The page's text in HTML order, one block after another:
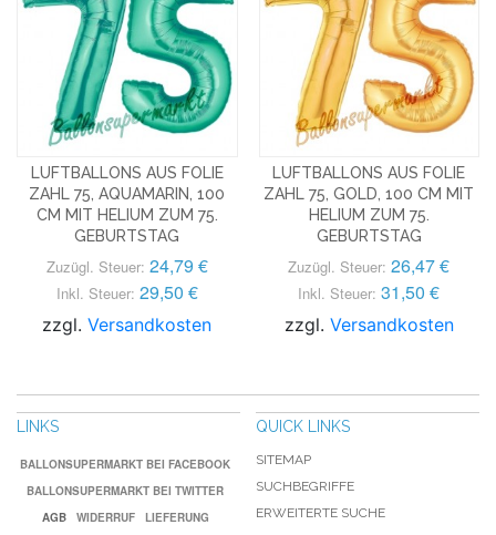
LUFTBALLONS AUS FOLIE
ZAHL 75, AQUAMARIN, 100
CM MIT HELIUM ZUM 75.
GEBURTSTAG
Zuzügl. Steuer: 24,79 €
Inkl. Steuer: 29,50 €
zzgl.Versandkosten
LUFTBALLONS AUS FOLIE
ZAHL 75, GOLD, 100 CM MIT
HELIUM ZUM 75.
GEBURTSTAG
Zuzügl. Steuer: 26,47 €
Inkl. Steuer: 31,50 €
zzgl. Versandkosten
LINKS
BALLONSUPERMARKT BEI FACEBOOK
BALLONSUPERMARKT BEI TWITTER
AGB
WIDERRUF
LIEFERUNG
QUICK LINKS
SITEMAP
SUCHBEGRIFFE
ERWEITERTE SUCHE